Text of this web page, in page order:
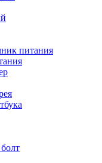
питания